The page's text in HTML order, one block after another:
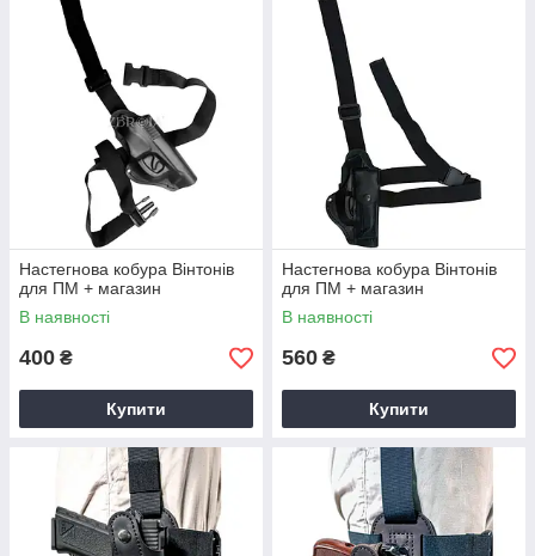
Настегнова кобура Вінтонів
для ПМ + магазин
В наявності
400 ₴
Купити
Настегнова кобура Вінтонів
для ПМ + магазин
В наявності
560 ₴
Купити